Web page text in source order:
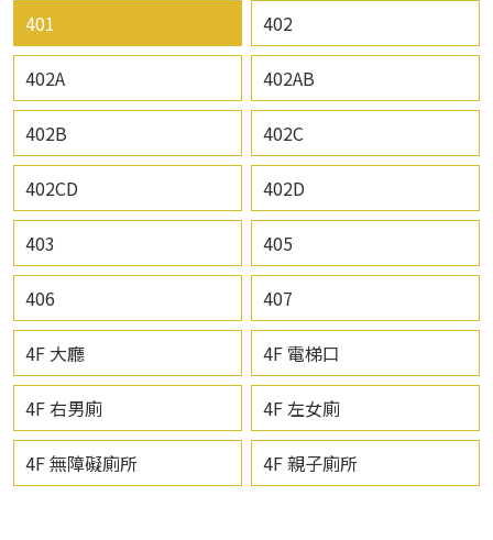
401 402
402A 402AB
402B 402C
402CD 402D
403 405
406 407
4F 大廳 4F 電梯口
4F 右男廁 4F 左女廁
4F 無障礙廁所 4F 親子廁所